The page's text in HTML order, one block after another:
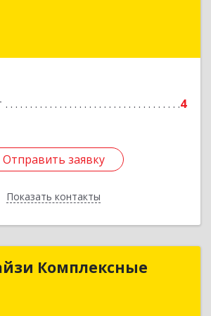
4
Отправить заявку
Показать контакты
Отправить заявку
Назад
Комплексные
Комплексные